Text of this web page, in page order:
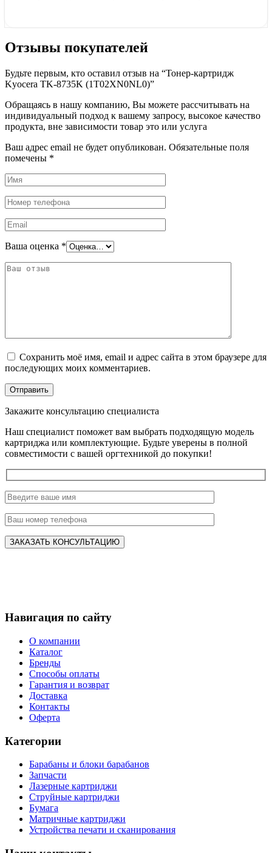
Отзывы покупателей
Будьте первым, кто оставил отзыв на “Тонер-картридж
Kyocera TK-8735K (1T02XN0NL0)”
Обращаясь в нашу компанию, Вы можете рассчитывать на
индивидуальный подход к вашему запросу, высокое качество
продукта, вне зависимости товар это или услуга
Ваш адрес email не будет опубликован. Обязательные поля
помечены *
Ваша оценка *
Сохранить моё имя, email и адрес сайта в этом браузере для
последующих моих комментариев.
Закажите консультацию специалиста
Наш специалист поможет вам выбрать подходящую модель
картриджа или комплектующие. Будьте уверены в полной
совместимости с вашей оргтехникой до покупки!
Навигация по сайту
О компании
Каталог
Бренды
Способы оплаты
Гарантия и возврат
Доставка
Контакты
Оферта
Категории
Барабаны и блоки барабанов
Запчасти
Лазерные картриджи
Струйные картриджи
Бумага
Матричные картриджи
Устройства печати и сканирования